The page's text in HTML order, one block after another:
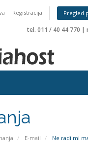
Registracija Pregled
tel. 011 / 40 44 770 |
E-mail Ne radi mi